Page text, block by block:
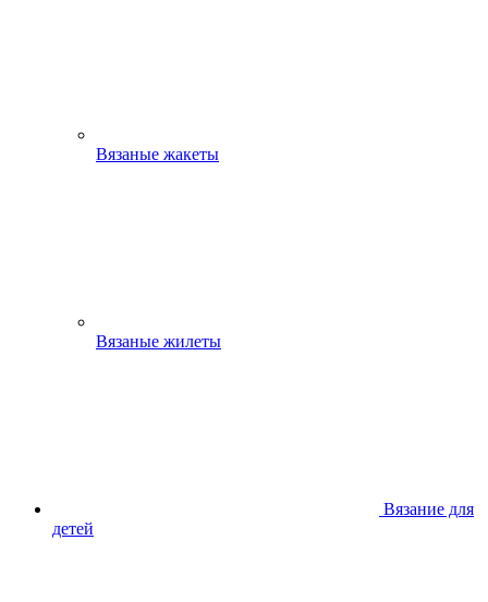
Вязаные жакеты
Вязаные жилеты
Вязание для
детей